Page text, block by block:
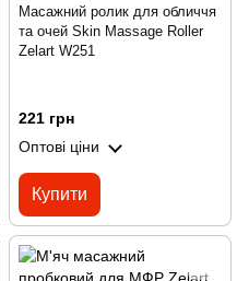
Масажний ролик для обличчя
та очей Skin Massage Roller
Zelart W251
221 грн
Оптові ціни
Купити